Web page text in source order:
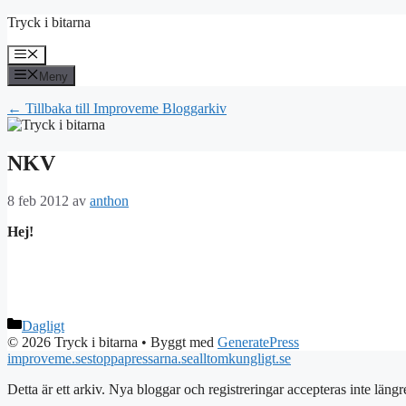
Hoppa
innehåll
Tryck i bitarna
Meny
Meny
← Tillbaka till Improveme Bloggarkiv
NKV
8 feb 2012 av anthon
Hej!
Kategorier
Dagligt
© 2026 Tryck i bitarna • Byggt med GeneratePress
improveme.sestoppapressarna.sealltomkungligt.se
Detta är ett arkiv. Nya bloggar och registreringar accepteras inte